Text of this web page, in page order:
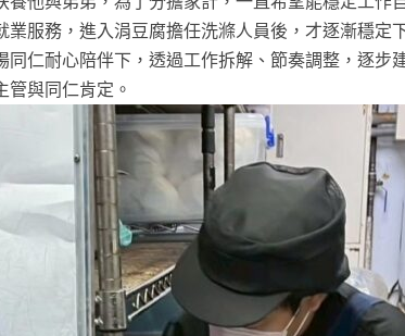
業服務，進入涓豆腐擔任洗滌人員後，才逐漸穩定
同仁耐心陪伴下，透過工作拆解、節奏調整，逐步
管與同仁肯定。